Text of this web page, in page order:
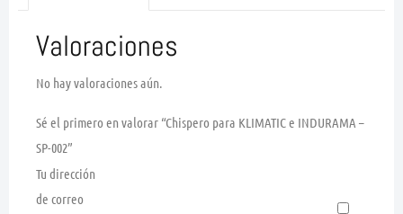
Valoraciones
No hay valoraciones aún.
Sé el primero en valorar “Chispero para KLIMATIC e INDURAMA –
SP-002”
Tu dirección
de correo